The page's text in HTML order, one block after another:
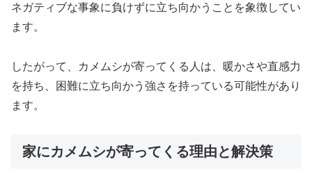
ネガティブな事象に負けずに立ち向かうことを象徴してい
ます。
したがって、カメムシが寄ってくる人は、暖かさや直感力
を持ち、困難に立ち向かう強さを持っている可能性があり
ます。
家にカメムシが寄ってくる理由と解決策